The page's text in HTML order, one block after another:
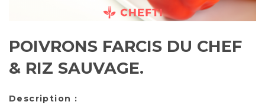
POIVRONS FARCIS DU CHEF
& RIZ SAUVAGE.
Description :